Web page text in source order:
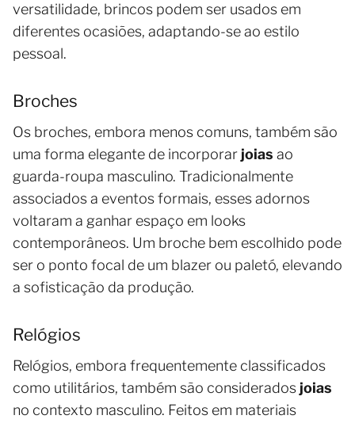
versatilidade, brincos podem ser usados em
diferentes ocasiões, adaptando-se ao estilo
pessoal.
Broches
Os broches, embora menos comuns, também são
uma forma elegante de incorporar joias ao
guarda-roupa masculino. Tradicionalmente
associados a eventos formais, esses adornos
voltaram a ganhar espaço em looks
contemporâneos. Um broche bem escolhido pode
ser o ponto focal de um blazer ou paletó, elevando
a sofisticação da produção.
Relógios
Relógios, embora frequentemente classificados
como utilitários, também são considerados joias
no contexto masculino. Feitos em materiais